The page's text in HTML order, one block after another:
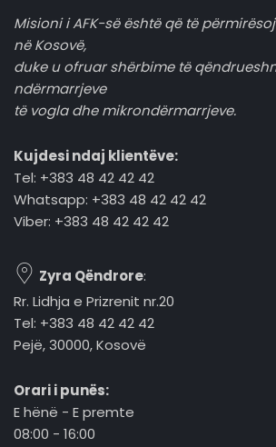
Misioni i AFK-së është që të
në Kosovë,
duke u ofruar shërbime të
ndërmarrjeve
të vogla dhe mikrondërmarrjeve.
Kujdesi ndaj klientëve:
Tel: +383 48 42 42 42
Whatsapp: +383 48 42 42 42
Viber: +383 48 42 42 42
Zyra Qëndrore:
Rr. Lidhja e Prizrenit nr.20
Tel: +383 48 42 42 42
Pejë, 30000, Kosovë
Orari i punës:
E hënë - E premte
08:00 - 16:00